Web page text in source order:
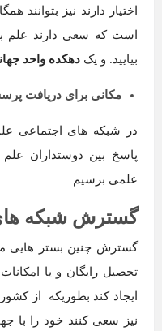
اختیار دارند نیز بتوانند
است که سعی دارند علم
بیایید. و یک دهکده واحد
مکانی برای دریافت
در شبکه های اجتماعی
پاسخ بین دوستداران علم
علمی برسیم
گسترش شبکه
گسترش چنین بستر هایی
تحصیل رایگان و یا
ایجاد کند بطوریکه از
نیز سعی کنند خود را با